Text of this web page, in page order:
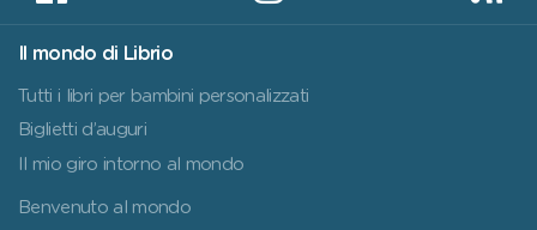
Il mondo di Librio
Tutti i libri per bambini personalizzati
Biglietti d’auguri
Il mio giro intorno al mondo
Benvenuto al mondo